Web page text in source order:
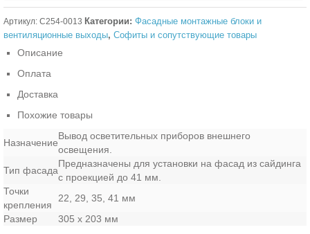
Артикул: C254-0013 Категории: Фасадные монтажные блоки и
вентиляционные выходы, Софиты и сопутствующие товары
Описание
Оплата
Доставка
Похожие товары
Назначение
Вывод осветительных приборов внешнего
освещения.
Тип фасада
Предназначены для установки на фасад из сайдинга
с проекцией до 41 мм.
Точки
крепления
22, 29, 35, 41 мм
Размер
305 х 203 мм